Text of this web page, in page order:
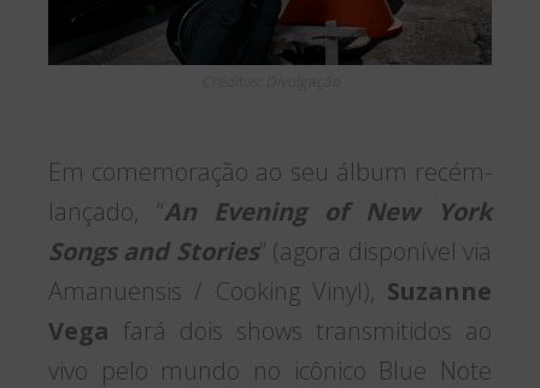
Em comemoração ao seu álbum recém-
lançado, “An Evening of New York
Songs and Stories” (agora disponível via
Amanuensis / Cooking Vinyl), Suzanne
Vega fará dois shows transmitidos ao
vivo pelo mundo no icônico Blue Note